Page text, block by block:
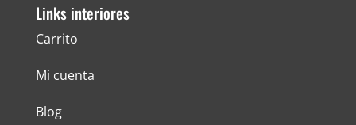
Links interiores
Carrito
Mi cuenta
Blog